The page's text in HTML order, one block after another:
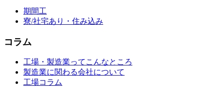
期間工
寮/社宅あり・住み込み
コラム
工場・製造業ってこんなところ
製造業に関わる会社について
工場コラム